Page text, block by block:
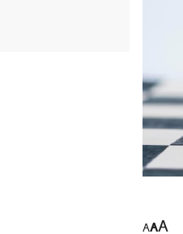
AAA